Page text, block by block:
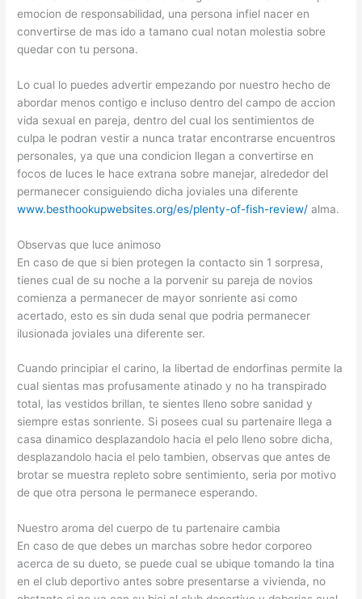
emocion de responsabilidad, una persona infiel nacer en
convertirse de mas ido a tamano cual notan molestia sobre
quedar con tu persona.
Lo cual lo puedes advertir empezando por nuestro hecho de
abordar menos contigo e incluso dentro del campo de accion
vida sexual en pareja, dentro del cual los sentimientos de
culpa le podran vestir a nunca tratar encontrarse encuentros
personales, ya que una condicion llegan a convertirse en
focos de luces le hace extrana sobre manejar, alrededor del
permanecer consiguiendo dicha joviales una diferente
www.besthookupwebsites.org/es/plenty-of-fish-review/ alma.
Observas que luce animoso
En caso de que si bien protegen la contacto sin 1 sorpresa,
tienes cual de su noche a la porvenir su pareja de novios
comienza a permanecer de mayor sonriente asi­ como
acertado, esto es sin duda senal que podria permanecer
ilusionada joviales una diferente ser.
Cuando principiar el carino, la libertad de endorfinas permite la
cual sientas mas profusamente atinado y no ha transpirado
total, las vestidos brillan, te sientes lleno sobre sanidad y
siempre estas sonriente. Si posees cual su partenaire llega a
casa dinamico desplazandolo hacia el pelo lleno sobre dicha,
desplazandolo hacia el pelo tambien, observas que antes de
brotar se muestra repleto sobre sentimiento, seri­a por motivo
de que otra persona le permanece esperando.
Nuestro aroma del cuerpo de tu partenaire cambia
En caso de que debes un marchas sobre hedor corporeo
acerca de su dueto, se puede cual se ubique tomando la tina
en el club deportivo antes sobre presentarse a vivienda, no